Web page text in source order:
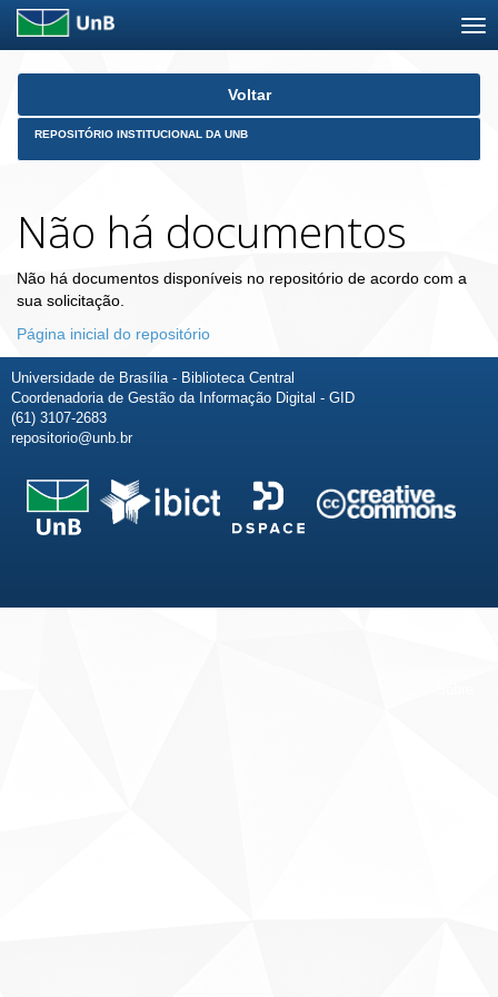
Skip
Voltar
REPOSITÓRIO INSTITUCIONAL DA UNB
Não há documentos
Não há documentos disponíveis no repositório de acordo com a
sua solicitação.
Página inicial do repositório
Universidade de Brasília - Biblioteca Central
Coordenadoria de Gestão da Informação Digital - GID
(61) 3107-2683
repositorio@unb.br